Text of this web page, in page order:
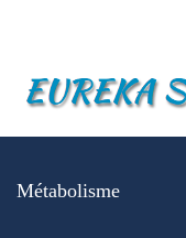
Métabolisme